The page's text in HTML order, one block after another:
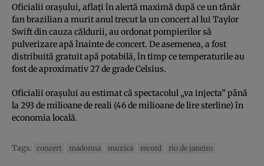
Oficialii orașului, aflați în alertă maximă după ce un tânăr
fan brazilian a murit anul trecut la un concert al lui Taylor
Swift din cauza căldurii, au ordonat pompierilor să
pulverizare apă înainte de concert. De asemenea, a fost
distribuită gratuit apă potabilă, în timp ce temperaturile au
fost de aproximativ 27 de grade Celsius.
Oficialii orașului au estimat că spectacolul „va injecta” până
la 293 de milioane de reali (46 de milioane de lire sterline) în
economia locală.
Tags: concert madonna muzica record rio de janeiro